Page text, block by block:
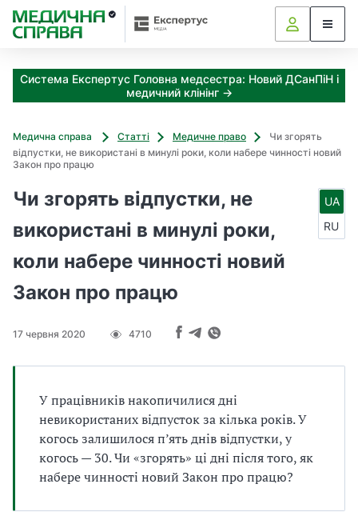
Система Експертус Головна медсестра: Новий ДСанПіН і
медичний клінінг →
Медична справа Статті Медичне право
Чи згорять
відпустки, не використані в минулі роки, коли набере чинності новий
Закон про працю
Чи згорять відпустки, не
використані в минулі роки,
коли набере чинності новий
Закон про працю
17 червня 2020 4710
UA
RU
У працівників накопичилися дні
невикористаних відпусток за кілька років. У
когось залишилося п’ять днів відпустки, у
когось — 30. Чи «згорять» ці дні після того, як
набере чинності новий Закон про працю?
З
а
к
з
о
д
м
ж
и
а